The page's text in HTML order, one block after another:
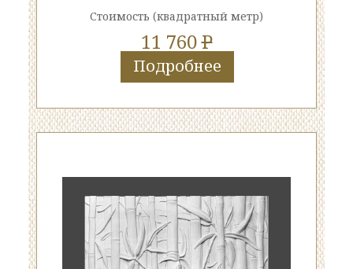
Стоимость (квадратный метр)
11 760P
Подробнее